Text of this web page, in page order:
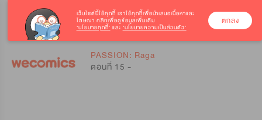
PASSION: Raga
ตอนที่ 15 -
เว็บไซต์นี้ใช้คุกกี้ เราใช้คุกกี้เพื่อนำเสนอเนื้อหาและ
โฆษณา คลิกเพื่อดูข้อมูลเพิ่มเติม
‘นโยบายคุกกี้’ และ ‘นโยบายความเป็นส่วนตัว’
ตกลง